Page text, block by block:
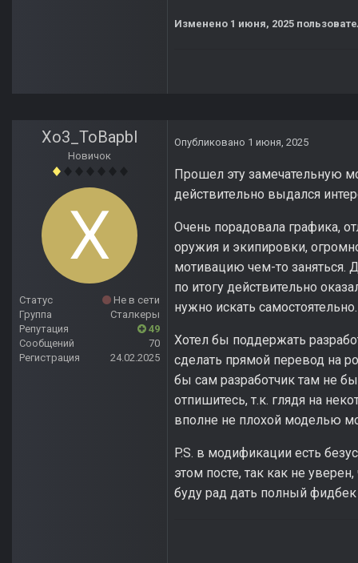
Изменено 1 июня, 2025
Xo3_ToBapbl
Новичок
Статус
Не в сети
Группа
Сталкеры
Репутация
49
Сообщений
70
Регистрация
24.02.2025
Опубликовано 1 июня, 2025
Прошел эту замечательную
действительно выдался
Очень порадовала графика,
оружия и экипировки,
мотивацию чем-то заняться.
по итогу действительно
нужно искать самостоятельно.
Хотел бы поддержать
сделать прямой перевод на
бы сам разработчик там не
отпишитесь, т.к. глядя на
вполне не плохой моделью
P.S. в модификации есть
этом посте, так как не
буду рад дать полный